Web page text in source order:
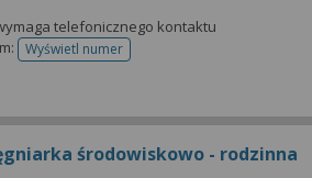
telefonicznego kontaktu
Wyświetl numertelefonu do rejestracji
środowiskowo - rodzinna